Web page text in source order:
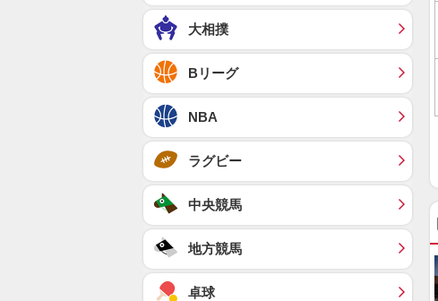
大相撲
Bリーグ
NBA
ラグビー
中央競馬
地方競馬
卓球